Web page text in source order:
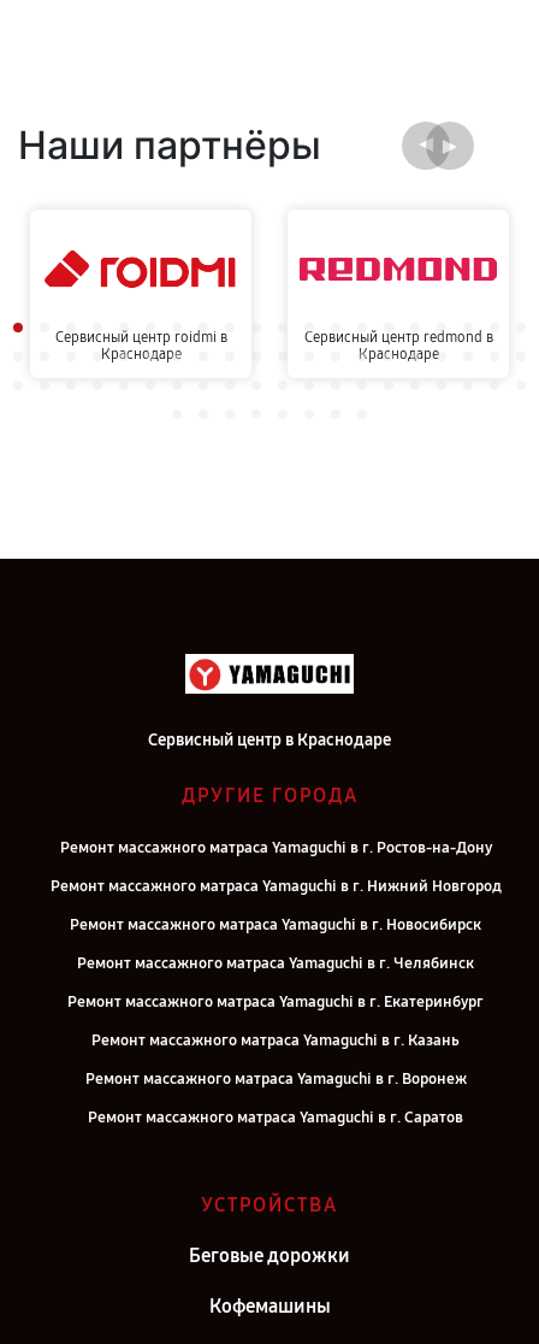
Наши партнёры
Сервисный центр roidmi в
Краснодаре
Сервисный центр redmond в
Краснодаре
Сервисный центр в Краснодаре
ДРУГИЕ ГОРОДА
Ремонт массажного матраса Yamaguchi в г. Ростов-на-Дону
Ремонт массажного матраса Yamaguchi в г. Нижний Новгород
Ремонт массажного матраса Yamaguchi в г. Новосибирск
Ремонт массажного матраса Yamaguchi в г. Челябинск
Ремонт массажного матраса Yamaguchi в г. Екатеринбург
Ремонт массажного матраса Yamaguchi в г. Казань
Ремонт массажного матраса Yamaguchi в г. Воронеж
Ремонт массажного матраса Yamaguchi в г. Саратов
Ремонт массажного матраса Yamaguchi в г. Киров
Ремонт массажного матраса Yamaguchi в г. Санкт-Петербург
УСТРОЙСТВА
Беговые дорожки
Кофемашины